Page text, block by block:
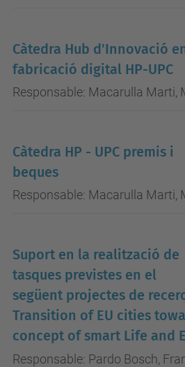
Càtedra Hub d'Innovació
fabricació digital HP-UPC
Responsable: Macarulla Marti,
Càtedra HP - UPC premis i
beques
Responsable: Macarulla Marti,
Suport en la realització de
tasques previstes en el
següent projectes de
Transition of EU cities
concept of smart Life and
Responsable: Pardo Bosch,